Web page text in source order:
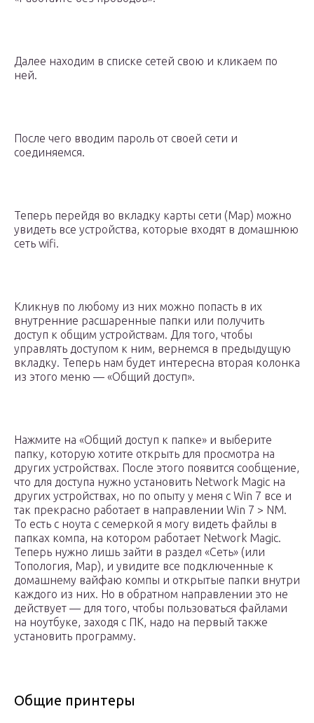
Далее находим в списке сетей свою и кликаем по
ней.
После чего вводим пароль от своей сети и
соединяемся.
Теперь перейдя во вкладку карты сети (Map) можно
увидеть все устройства, которые входят в домашнюю
сеть wifi.
Кликнув по любому из них можно попасть в их
внутренние расшаренные папки или получить
доступ к общим устройствам. Для того, чтобы
управлять доступом к ним, вернемся в предыдущую
вкладку. Теперь нам будет интересна вторая колонка
из этого меню — «Общий доступ».
Нажмите на «Общий доступ к папке» и выберите
папку, которую хотите открыть для просмотра на
других устройствах. После этого появится сообщение,
что для доступа нужно установить Network Magic на
других устройствах, но по опыту у меня с Win 7 все и
так прекрасно работает в направлении Win 7 > NM.
То есть с ноута с семеркой я могу видеть файлы в
папках компа, на котором работает Network Magic.
Теперь нужно лишь зайти в раздел «Сеть» (или
Топология, Map), и увидите все подключенные к
домашнему вайфаю компы и открытые папки внутри
каждого из них. Но в обратном направлении это не
действует — для того, чтобы пользоваться файлами
на ноутбуке, заходя с ПК, надо на первый также
установить программу.
Общие принтеры